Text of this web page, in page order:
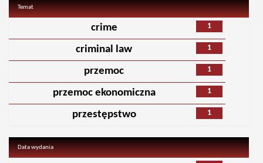
Temat
1
crime
1
criminal law
1
przemoc
1
przemoc ekonomiczna
1
przestępstwo
Data wydania